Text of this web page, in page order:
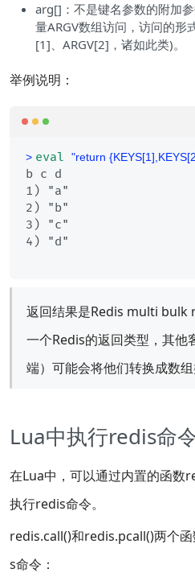
arg[]：不是键名参数的附加
量ARGV数组访问，访问的形
[1]、ARGV[2]，诸如此类)。
举例说明：
> eval "return
b c d
1) "a"
2) "b"
3) "c"
返回结果是Redis multi bulk
一个Redis的返回类型，其他
端）可能会将他们转换成数组
Lua中执行redis命
在Lua中，可以通过内置的函
执行redis命令。
redis.call()和redis.pcall()两个
s命令：